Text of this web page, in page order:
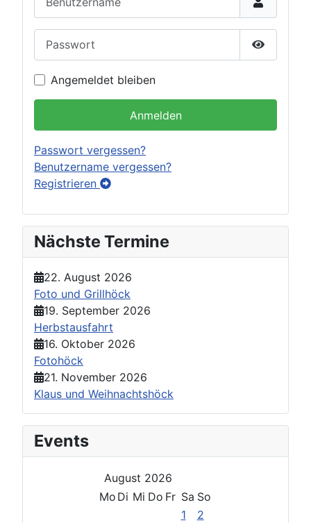
Passwort
Angemeldet bleiben
Anmelden
Passwort vergessen?
Benutzername vergessen?
Registrieren
Nächste Termine
22. August 2026
Foto und Grillhöck
19. September 2026
Herbstausfahrt
16. Oktober 2026
Fotohöck
21. November 2026
Klaus und Weihnachtshöck
Events
August 2026
Mo Di Mi Do Fr Sa So
1
2